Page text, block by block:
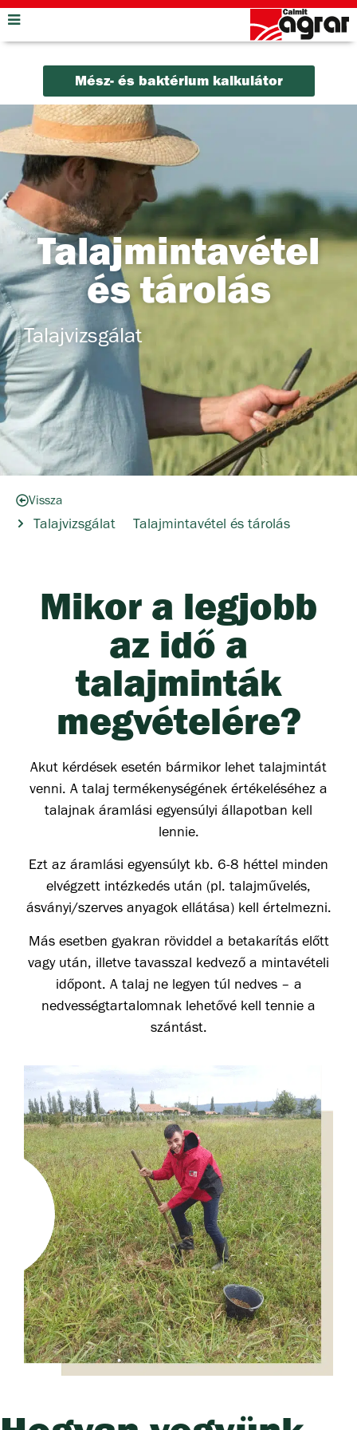
Mész- és baktérium kalkulátor
Talajmintavétel
és tárolás
Talajvizsgálat
Vissza
Talajvizsgálat Talajmintavétel és tárolás
Mikor a legjobb
az idő a
talajminták
megvételére?
Akut kérdések esetén bármikor lehet talajmintát
venni. A talaj termékenységének értékeléséhez a
talajnak áramlási egyensúlyi állapotban kell
lennie.
Ezt az áramlási egyensúlyt kb. 6-8 héttel minden
elvégzett intézkedés után (pl. talajművelés,
ásványi/szerves anyagok ellátása) kell értelmezni.
Más esetben gyakran röviddel a betakarítás előtt
vagy után, illetve tavasszal kedvező a mintavételi
időpont. A talaj ne legyen túl nedves – a
nedvességtartalomnak lehetővé kell tennie a
szántást.